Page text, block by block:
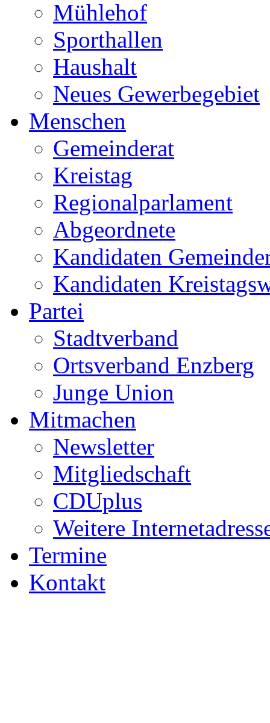
Mühlehof
Sporthallen
Haushalt
Neues Gewerbegebiet
Menschen
Gemeinderat
Kreistag
Regionalparlament
Abgeordnete
Kandidaten
Kandidaten
Partei
Stadtverband
Ortsverband Enzberg
Junge Union
Mitmachen
Newsletter
Mitgliedschaft
CDUplus
Weitere
Termine
Kontakt